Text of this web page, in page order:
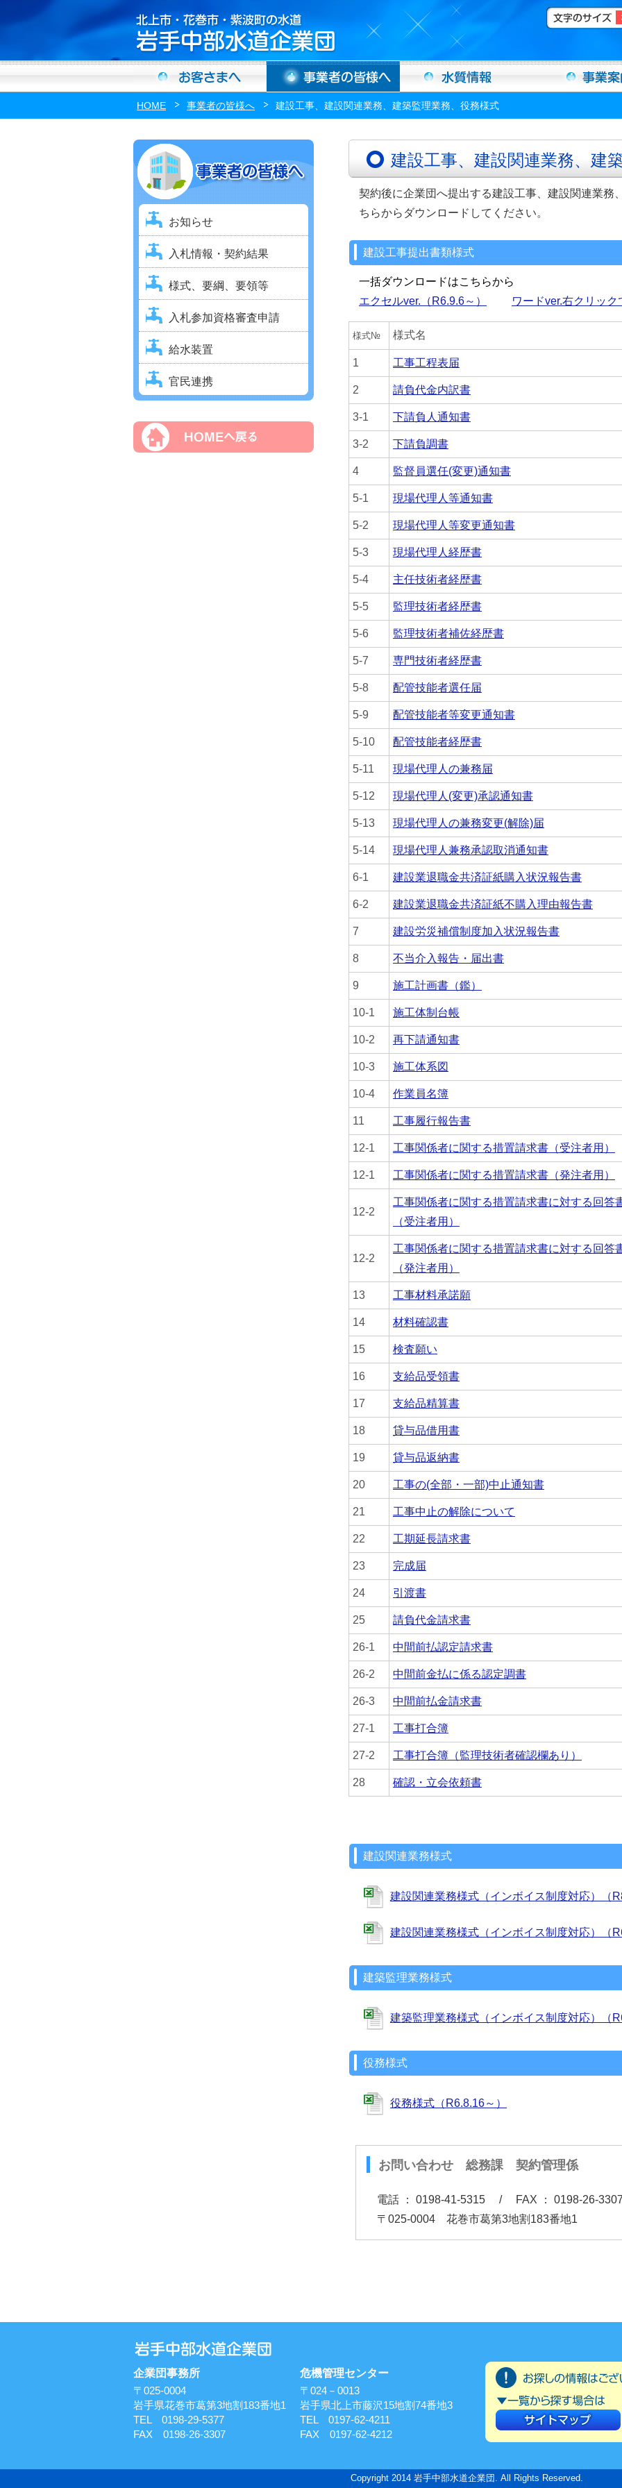
HOME 事業者の皆様へ 建設工事、建設関連業務、建築監理業務、役務様式
建設工事、建設関連業務、建
契約後に企業団へ提出する建設工事、建設関連業務
ちらからダウンロードしてください。
建設工事提出書類様式
一括ダウンロードはこちらから
エクセルver.（R6.9.6～）
ワードver.右クリッ
様式№ 様式名
1 工事工程表届
2 請負代金内訳書
3-1 下請負人通知書
3-2 下請負調書
4 監督員選任(変更)通知書
5-1 現場代理人等通知書
5-2 現場代理人等変更通知書
5-3 現場代理人経歴書
5-4 主任技術者経歴書
5-5 監理技術者経歴書
5-6 監理技術者補佐経歴書
5-7 専門技術者経歴書
5-8 配管技能者選任届
5-9 配管技能者等変更通知書
5-10 配管技能者経歴書
5-11 現場代理人の兼務届
5-12 現場代理人(変更)承認通知書
5-13 現場代理人の兼務変更(解除)届
5-14 現場代理人兼務承認取消通知書
6-1 建設業退職金共済証紙購入状況報告書
6-2 建設業退職金共済証紙不購入理由報告書
7 建設労災補償制度加入状況報告書
8 不当介入報告・届出書
9 施工計画書（鑑）
10-1 施工体制台帳
10-2 再下請通知書
10-3 施工体系図
10-4 作業員名簿
11 工事履行報告書
12-1 工事関係者に関する措置請求書（受注者用）
12-1 工事関係者に関する措置請求書（発注者用）
12-2
工事関係者に関する措置請求書に対する回答
（受注者用）
12-2
工事関係者に関する措置請求書に対する回答
（発注者用）
13 工事材料承諾願
14 材料確認書
15 検査願い
16 支給品受領書
17 支給品精算書
18 貸与品借用書
19 貸与品返納書
20 工事の(全部・一部)中止通知書
21 工事中止の解除について
22 工期延長請求書
23 完成届
24 引渡書
25 請負代金請求書
26-1 中間前払認定請求書
26-2 中間前金払に係る認定調書
26-3 中間前払金請求書
27-1 工事打合簿
27-2 工事打合簿（監理技術者確認欄あり）
28 確認・立会依頼書
建設関連業務様式
建設関連業務様式（インボイス制度対応）（
建設関連業務様式（インボイス制度対応）（
建築監理業務様式
建築監理業務様式（インボイス制度対応）（
役務様式
役務様式（R6.8.16～）
お問い合わせ 総務課 契約管理係
電話 ： 0198-41-5315 / FAX ： 0198-26-
〒025-0004 花巻市葛第3地割183番地1
お知らせ
入札情報・契約結果
様式、要綱、要領等
入札参加資格審査申請
給水装置
官民連携
企業団事務所
〒025-0004
岩手県花巻市葛第3地割183番地1
TEL 0198-29-5377
FAX 0198-26-3307
危機管理センター
〒024－0013
岩手県北上市藤沢15地割74番地3
TEL 0197-62-4211
FAX 0197-62-4212
Copyright 2014 岩手中部水道企業団. All Rights Reserved.